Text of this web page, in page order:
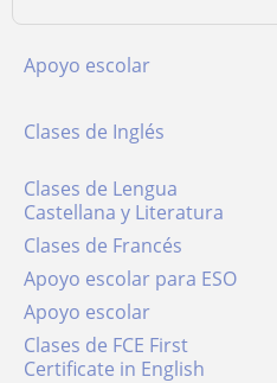
Apoyo escolar
Clases de Inglés
Clases de Lengua
Castellana y Literatura
Clases de Francés
Apoyo escolar para ESO
Apoyo escolar
Clases de FCE First
Certificate in English